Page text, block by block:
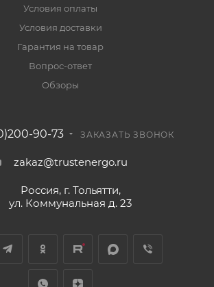
Условия оплаты
Условия доставки
Гарантия на товар
Вопрос-ответ
Обзоры
90-73 ЗАКАЗАТЬ ЗВОНОК
zakaz@trustenergo.ru
Россия, г. Тольятти,
ул. Коммунальная д. 23